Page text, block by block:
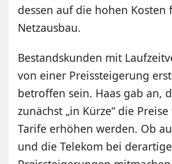
dessen auf die hohen Kosten
Netzausbau.
Bestandskunden mit
von einer Preissteigerung
betroffen sein. Haas gab an,
zunächst „in Kürze“ die
Tarife erhöhen werden. Ob
und die Telekom bei